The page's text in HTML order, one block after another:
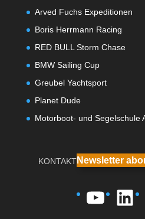
Arved Fuchs Expeditionen
Boris Herrmann Racing
RED BULL Storm Chase
BMW Sailing Cup
Greubel Yachtsport
Planet Dude
Motorboot- und Segelschule
KONTAKTNewsletter